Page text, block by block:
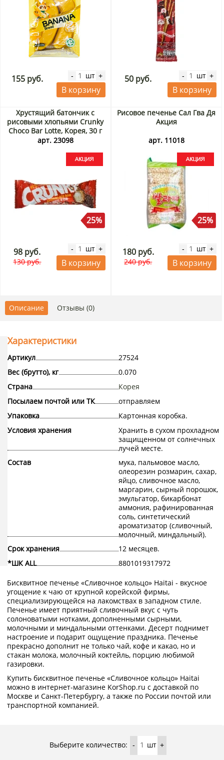
155 руб. - шт +
В корзину
50 руб. - шт +
В корзину
Хрустящий батончик с
рисовыми хлопьями Crunky
Choco Bar Lotte, Корея, 30 г
Акция
арт. 23098
25%
98 руб.
130 руб.
- шт +
В корзину
Рисовое печенье Сал Гва Дя
Акция
арт. 11018
25%
180 руб.
240 руб.
- шт +
В корзину
Описание Отзывы (0)
Характеристики
Артикул
27524
Вес (брутто), кг
0.070
Страна
Корея
Посылаем почтой или ТК
отправляем
Упаковка
Картонная коробка.
Условия хранения
Хранить в сухом прохладном
защищенном от солнечных
лучей месте.
Состав
мука, пальмовое масло,
олеорезин розмарин, сахар,
яйцо, сливочное масло,
маргарин, сырный порошок,
эмульгатор, бикарбонат
аммония, рафинированная
соль, синтетический
ароматизатор (сливочный,
молочный, миндальный).
Срок хранения
12 месяцев.
*ШК ALL
8801019317972
Бисквитное печенье «Сливочное кольцо» Haitai - вкусное
угощение к чаю от крупной корейской фирмы,
специализирующейся на лакомствах в западном стиле.
Печенье имеет приятный сливочный вкус с чуть
солоноватыми нотками, дополненными сырными,
молочными и миндальными оттенками. Десерт поднимет
настроение и подарит ощущение праздника. Печенье
прекрасно дополнит не только чай, кофе и какао, но и
стакан молока, молочный коктейль, порцию любимой
газировки.
Купить бисквитное печенье «Сливочное кольцо» Haitai
можно в интернет-магазине KorShop.ru с доставкой по
Москве и Санкт-Петербургу, а также по России почтой или
транспортной компанией.
Выберите количество: - шт +